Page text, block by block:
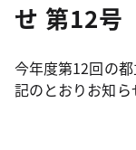
せ 第12号
今年度第12回の
記のとおりお知ら